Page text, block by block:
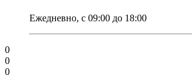
Ежедневно, с 09:00 до 18:00
0
0
0